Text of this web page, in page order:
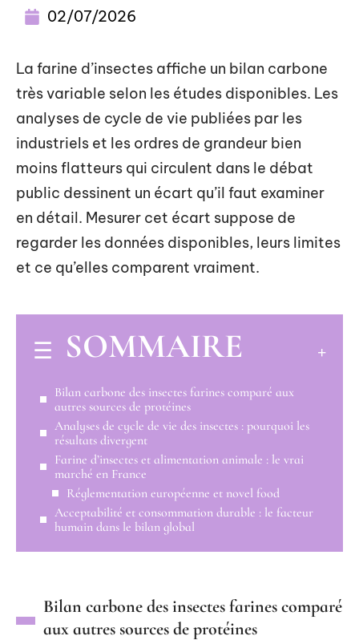
02/07/2026
La farine d’insectes affiche un bilan carbone
très variable selon les études disponibles. Les
analyses de cycle de vie publiées par les
industriels et les ordres de grandeur bien
moins flatteurs qui circulent dans le débat
public dessinent un écart qu’il faut examiner
en détail. Mesurer cet écart suppose de
regarder les données disponibles, leurs limites
et ce qu’elles comparent vraiment.
SOMMAIRE
Bilan carbone des insectes farines comparé aux
autres sources de protéines
Analyses de cycle de vie des insectes : pourquoi les
résultats divergent
Farine d’insectes et alimentation animale : le vrai
marché en France
Réglementation européenne et novel food
Acceptabilité et consommation durable : le facteur
humain dans le bilan global
Bilan carbone des insectes farines comparé
aux autres sources de protéines